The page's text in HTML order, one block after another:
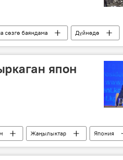
сөзгө баяндама
Дүйнөдө
Кюсю аралы
Кумамото шаары
япон
Жаңылыктар
Япония